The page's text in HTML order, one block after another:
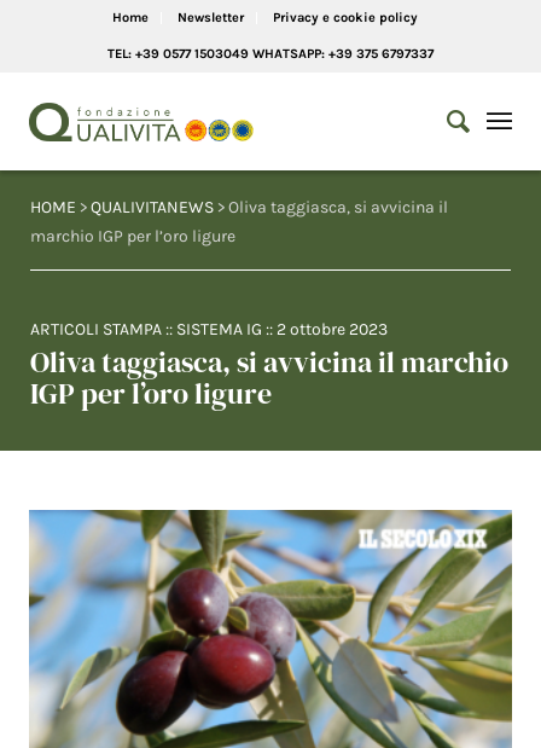
Home Newsletter Privacy e cookie policy
TEL: +39 0577 1503049 WHATSAPP: +39 375 6797337
HOME >QUALIVITANEWS > Oliva taggiasca, si avvicina il
marchio IGP per l’oro ligure
ARTICOLI STAMPA :: SISTEMA IG :: 2 ottobre 2023
Oliva taggiasca, si avvicina il marchio
IGP per l’oro ligure